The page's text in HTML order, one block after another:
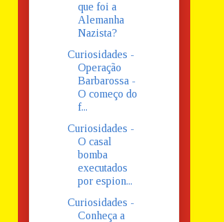
que foi a
Alemanha
Nazista?
Curiosidades -
Operação
Barbarossa -
O começo do
f...
Curiosidades -
O casal
bomba
executados
por espion...
Curiosidades -
Conheça a